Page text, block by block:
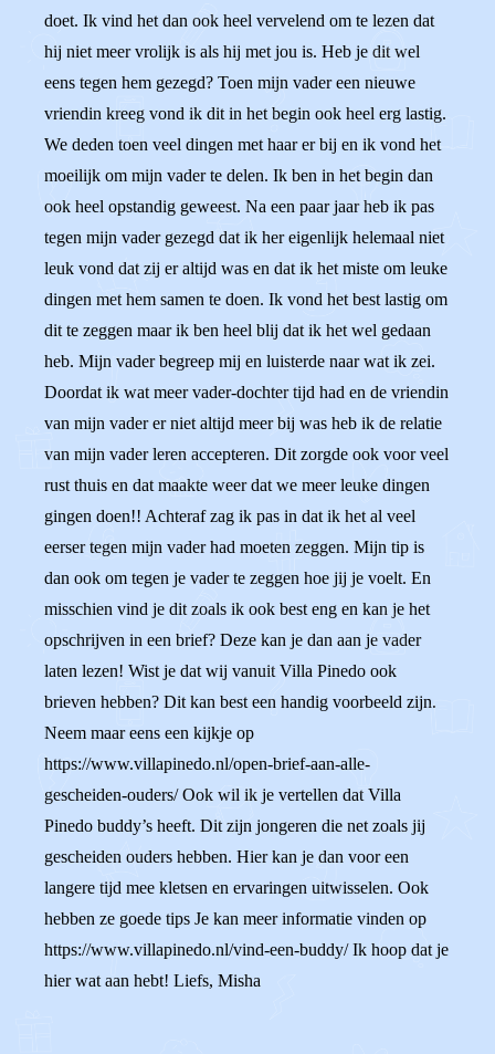
doet. Ik vind het dan ook heel vervelend om te lezen dat
hij niet meer vrolijk is als hij met jou is. Heb je dit wel
eens tegen hem gezegd? Toen mijn vader een nieuwe
vriendin kreeg vond ik dit in het begin ook heel erg lastig.
We deden toen veel dingen met haar er bij en ik vond het
moeilijk om mijn vader te delen. Ik ben in het begin dan
ook heel opstandig geweest. Na een paar jaar heb ik pas
tegen mijn vader gezegd dat ik her eigenlijk helemaal niet
leuk vond dat zij er altijd was en dat ik het miste om leuke
dingen met hem samen te doen. Ik vond het best lastig om
dit te zeggen maar ik ben heel blij dat ik het wel gedaan
heb. Mijn vader begreep mij en luisterde naar wat ik zei.
Doordat ik wat meer vader-dochter tijd had en de vriendin
van mijn vader er niet altijd meer bij was heb ik de relatie
van mijn vader leren accepteren. Dit zorgde ook voor veel
rust thuis en dat maakte weer dat we meer leuke dingen
gingen doen!! Achteraf zag ik pas in dat ik het al veel
eerser tegen mijn vader had moeten zeggen. Mijn tip is
dan ook om tegen je vader te zeggen hoe jij je voelt. En
misschien vind je dit zoals ik ook best eng en kan je het
opschrijven in een brief? Deze kan je dan aan je vader
laten lezen! Wist je dat wij vanuit Villa Pinedo ook
brieven hebben? Dit kan best een handig voorbeeld zijn.
Neem maar eens een kijkje op
https://www.villapinedo.nl/open-brief-aan-alle-
gescheiden-ouders/ Ook wil ik je vertellen dat Villa
Pinedo buddy’s heeft. Dit zijn jongeren die net zoals jij
gescheiden ouders hebben. Hier kan je dan voor een
langere tijd mee kletsen en ervaringen uitwisselen. Ook
hebben ze goede tips Je kan meer informatie vinden op
https://www.villapinedo.nl/vind-een-buddy/ Ik hoop dat je
hier wat aan hebt! Liefs, Misha